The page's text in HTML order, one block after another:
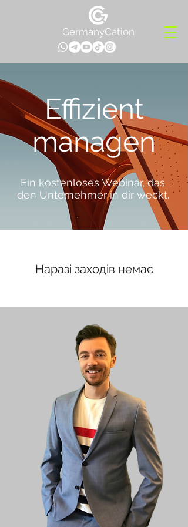
GermanyCation
Effizient
managen
Ein kostenloses Webinar, das
den Unternehmer in dir weckt.
Наразі заходів немає